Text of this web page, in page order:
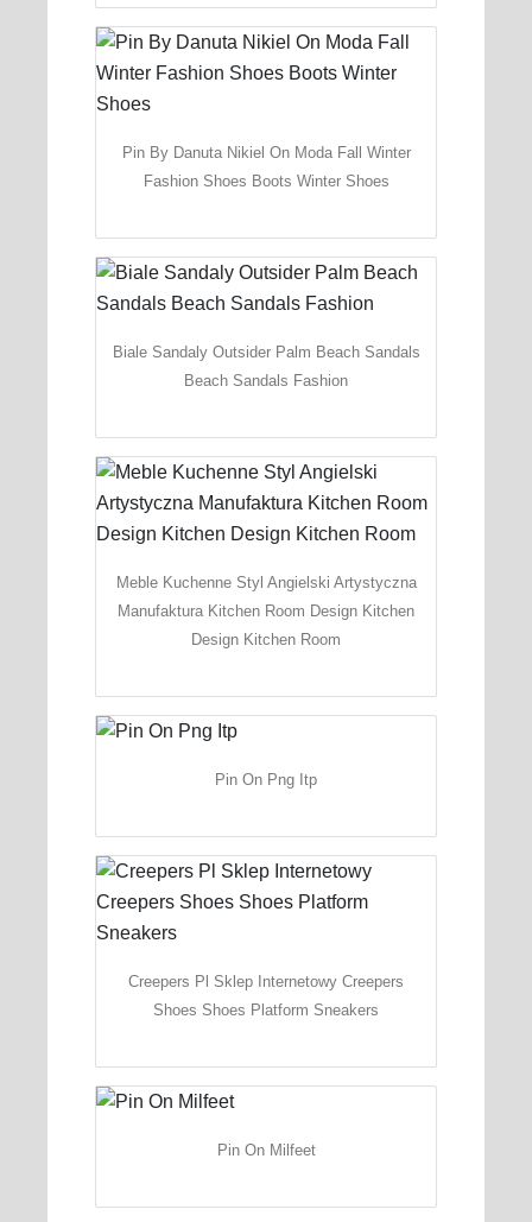
Pin By Danuta Nikiel On Moda Fall Winter
Fashion Shoes Boots Winter Shoes
Biale Sandaly Outsider Palm Beach Sandals
Beach Sandals Fashion
Meble Kuchenne Styl Angielski Artystyczna
Manufaktura Kitchen Room Design Kitchen
Design Kitchen Room
Pin On Png Itp
Creepers Pl Sklep Internetowy Creepers
Shoes Shoes Platform Sneakers
Pin On Milfeet